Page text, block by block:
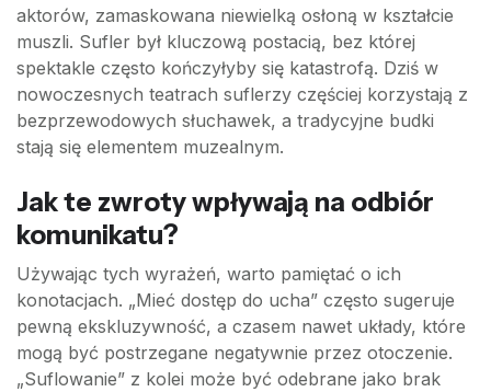
aktorów, zamaskowana niewielką osłoną w kształcie
muszli. Sufler był kluczową postacią, bez której
spektakle często kończyłyby się katastrofą. Dziś w
nowoczesnych teatrach suflerzy częściej korzystają z
bezprzewodowych słuchawek, a tradycyjne budki
stają się elementem muzealnym.
Jak te zwroty wpływają na odbiór
komunikatu?
Używając tych wyrażeń, warto pamiętać o ich
konotacjach. „Mieć dostęp do ucha” często sugeruje
pewną ekskluzywność, a czasem nawet układy, które
mogą być postrzegane negatywnie przez otoczenie.
„Suflowanie” z kolei może być odebrane jako brak